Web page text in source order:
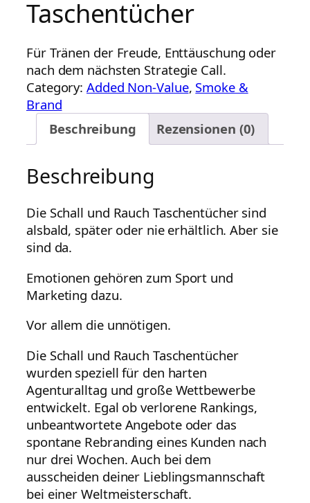
Taschentücher
Für Tränen der Freude, Enttäuschung oder
nach dem nächsten Strategie Call.
Category:Added Non-Value, Smoke &
Brand
Beschreibung
Rezensionen (0)
Beschreibung
Die Schall und Rauch Taschentücher sind
alsbald, später oder nie erhältlich. Aber sie
sind da.
Emotionen gehören zum Sport und
Marketing dazu.
Vor allem die unnötigen.
Die Schall und Rauch Taschentücher
wurden speziell für den harten
Agenturalltag und große Wettbewerbe
entwickelt. Egal ob verlorene Rankings,
unbeantwortete Angebote oder das
spontane Rebranding eines Kunden nach
nur drei Wochen. Auch bei dem
ausscheiden deiner Lieblingsmannschaft
bei einer Weltmeisterschaft.